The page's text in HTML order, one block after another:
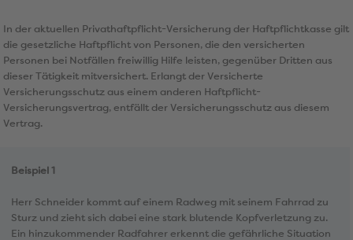
In der aktuellen Privathaftpflicht-Versicherung der Haftpflichtkasse gilt
die gesetzliche Haftpflicht von Personen, die den versicherten
Personen bei Notfällen freiwillig Hilfe leisten, gegenüber Dritten aus
dieser Tätigkeit mitversichert. Erlangt der Versicherte
Versicherungsschutz aus einem anderen Haftpflicht-
Versicherungsvertrag, entfällt der Versicherungsschutz aus diesem
Vertrag.
Beispiel 1
Herr Schneider kommt auf einem Radweg mit seinem Fahrrad zu
Sturz und zieht sich dabei eine stark blutende Kopfverletzung zu.
Ein hinzukommender Radfahrer erkennt die gefährliche Situation